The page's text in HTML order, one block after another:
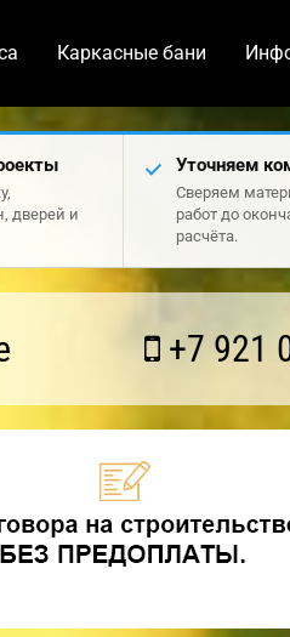
Каркасные бани
дверей и
Уточняем
Сверяем
работ до
расчёта.
+7 921